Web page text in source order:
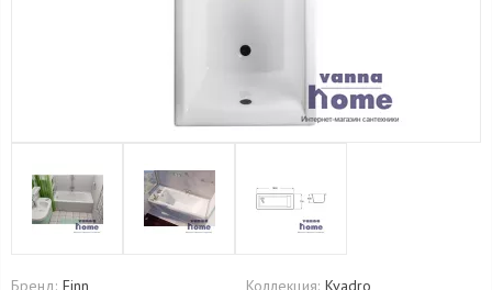
Бренд: Finn Коллекция: Kvadro